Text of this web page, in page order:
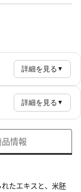
詳細を見る ▼
詳細を見る ▼
品情報
たエキスと、米胚